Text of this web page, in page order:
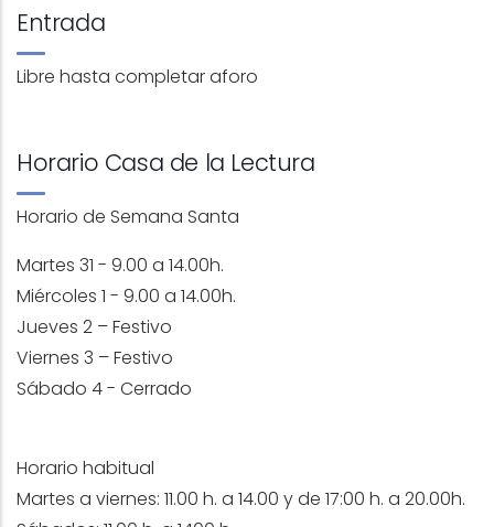
Entrada
Libre hasta completar aforo
Horario Casa de la Lectura
Horario de Semana Santa
Martes 31 - 9.00 a 14.00h.
Miércoles 1 - 9.00 a 14.00h.
Jueves 2 – Festivo
Viernes 3 – Festivo
Sábado 4 - Cerrado
Horario habitual
Martes a viernes: 11.00 h. a 14.00 y de 17:00 h. a 20.00h.